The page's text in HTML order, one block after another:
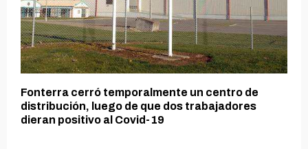
Fonterra cerró temporalmente un centro de
distribución, luego de que dos trabajadores
dieran positivo al Covid-19